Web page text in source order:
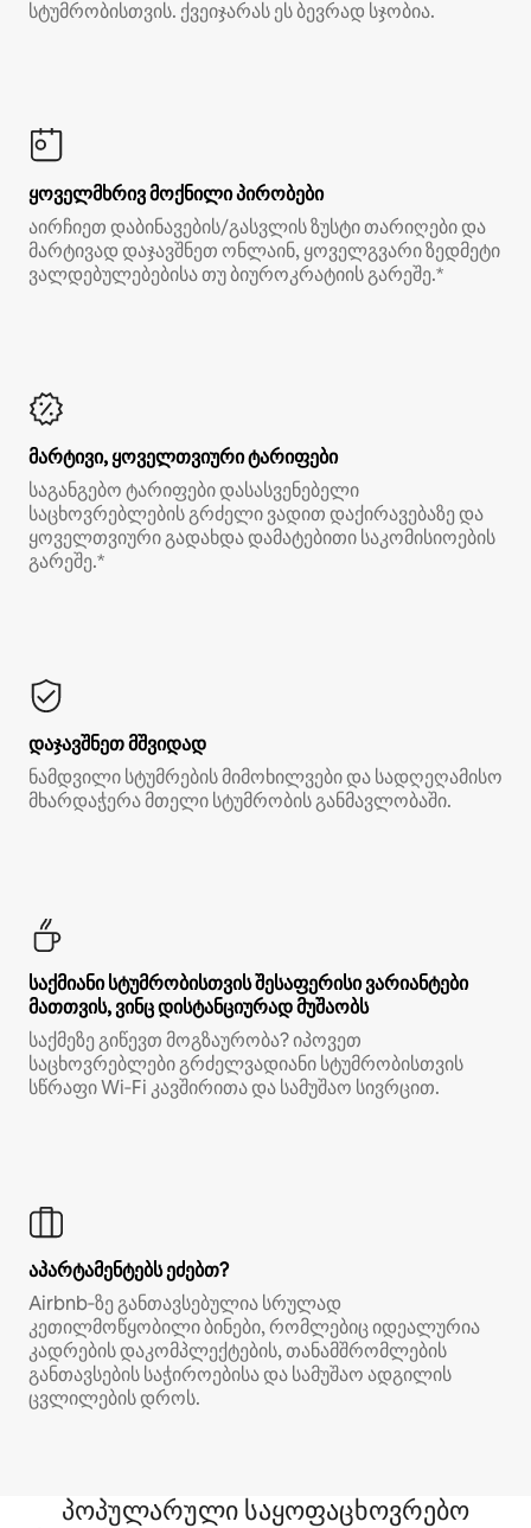
სტუმრობისთვის. ქვეიჯარას ეს ბევრად სჯობია.
ყოველმხრივ მოქნილი პირობები
აირჩიეთ დაბინავების/გასვლის ზუსტი თარიღები და
მარტივად დაჯავშნეთ ონლაინ, ყოველგვარი ზედმეტი
ვალდებულებებისა თუ ბიუროკრატიის გარეშე.*
მარტივი, ყოველთვიური ტარიფები
საგანგებო ტარიფები დასასვენებელი
საცხოვრებლების გრძელი ვადით დაქირავებაზე და
ყოველთვიური გადახდა დამატებითი საკომისიოების
გარეშე.*
დაჯავშნეთ მშვიდად
ნამდვილი სტუმრების მიმოხილვები და სადღეღამისო
მხარდაჭერა მთელი სტუმრობის განმავლობაში.
საქმიანი სტუმრობისთვის შესაფერისი ვარიანტები
მათთვის, ვინც დისტანციურად მუშაობს
საქმეზე გიწევთ მოგზაურობა? იპოვეთ
საცხოვრებლები გრძელვადიანი სტუმრობისთვის
სწრაფი Wi‑Fi კავშირითა და სამუშაო სივრცით.
აპარტამენტებს ეძებთ?
Airbnb‑ზე განთავსებულია სრულად
კეთილმოწყობილი ბინები, რომლებიც იდეალურია
კადრების დაკომპლექტების, თანამშრომლების
განთავსების საჭიროებისა და სამუშაო ადგილის
ცვლილების დროს.
პოპულარული საყოფაცხოვრებო